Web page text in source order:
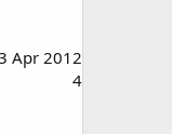
Apr 2012
4